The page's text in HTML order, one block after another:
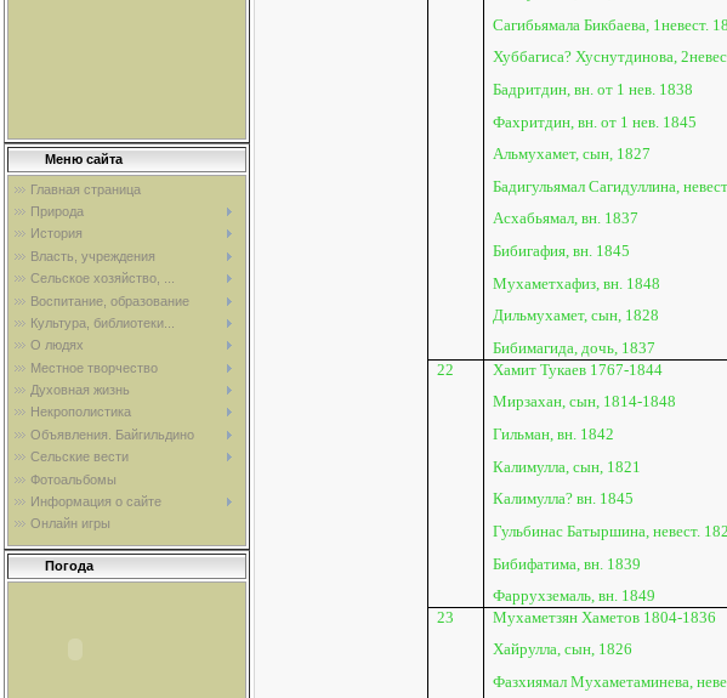
Меню сайта
Главная страница
Природа
История
Власть, учреждения
Сельское хозяйство, ...
Воспитание, образование
Культура, библиотеки...
О людях
Местное творчество
Духовная жизнь
Некрополистика
Объявления. Байгильдино
Сельские вести
Фотоальбомы
Информация о сайте
Онлайн игры
Погода
Сагибьямала Бикбаева, 1невест.
Хуббагиса? Хуснутдинова,
Бадритдин, вн. от 1 нев. 1838
Фахритдин, вн. от 1 нев. 1845
Альмухамет, сын, 1827
Бадигульямал Сагидуллина,
Асхабьямал, вн. 1837
Бибигафия, вн. 1845
Мухаметхафиз, вн. 1848
Дильмухамет, сын, 1828
Бибимагида, дочь, 1837
22
Хамит Тукаев 1767-1844
Мирзахан, сын, 1814-1848
Гильман, вн. 1842
Калимулла, сын, 1821
Калимулла? вн. 1845
Гульбинас Батыршина, невест.
Бибифатима, вн. 1839
Фаррухземаль, вн. 1849
23
Мухаметзян Хаметов 1804-1836
Хайрулла, сын, 1826
Фазхиямал Мухаметаминева,